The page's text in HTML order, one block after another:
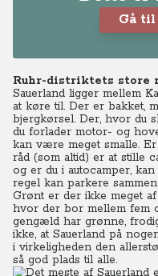
Gå
Ruhr-distriktets store
Sauerland ligger mellem
at køre til. Der er bakket,
bjergkørsel. Der, hvor du
du forlader motor- og
kan være meget smalle.
råd (som altid) er at stille
og er du i autocamper,
regel kan parkere
Grønt er der ikke meget
hvor der bor mellem fem
gengæld har grønne,
ikke, at Sauerland på
i virkeligheden den
så god plads til alle.